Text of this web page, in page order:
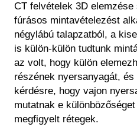
CT felvételek 3D
fúrásos mintavételezést
négylábú talapzatból, a
is külön-külön tudtunk
az volt, hogy külön
részének nyersanyagát,
kérdésre, hogy vajon
mutatnak e
megfigyelt rétegek.